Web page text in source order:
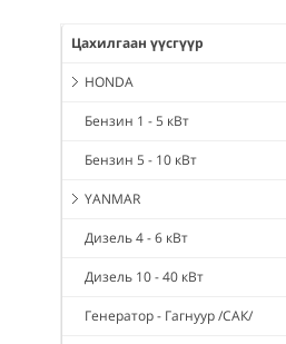
Цахилгаан үүсгүүр
HONDA
Бензин 1 - 5 кВт
Бензин 5 - 10 кВт
YANMAR
Дизель 4 - 6 кВт
Дизель 10 - 40 кВт
Генератор - Гагнуур /САК/